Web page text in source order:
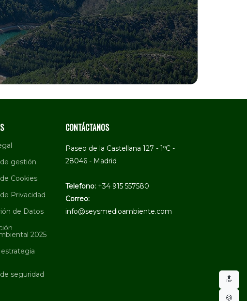
gestión
Cookies
Privacidad
de Datos
2025
seguridad
CONTÁCTANOS
Paseo de la Castellana 127 - 1ºC -
28046 - Madrid
Telefono: +34 915 557580
Correo:
info@seysmedioambiente.com
🔝
🍪